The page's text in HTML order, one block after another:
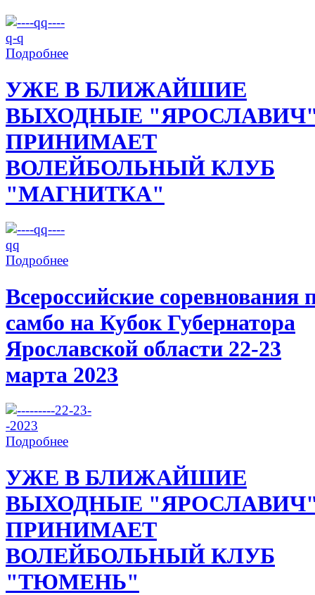
Подробнее
УЖЕ В БЛИЖАЙШИЕ
ВЫХОДНЫЕ
ПРИНИМАЕТ
ВОЛЕЙБОЛЬНЫЙ КЛУБ
"МАГНИТКА"
Подробнее
Всероссийские соревнования
самбо на Кубок Губернатора
Ярославской области 22-23
марта 2023
Подробнее
УЖЕ В БЛИЖАЙШИЕ
ВЫХОДНЫЕ
ПРИНИМАЕТ
ВОЛЕЙБОЛЬНЫЙ КЛУБ
"ТЮМЕНЬ"